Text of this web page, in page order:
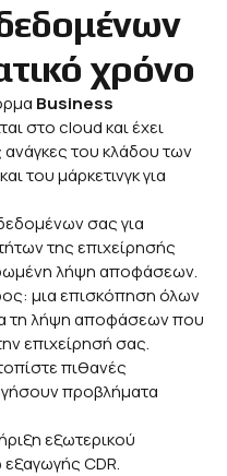
χρόνο
Business
στο cloud και έχει
ανάγκες του κλάδου των
του μάρκετινγκ για
σας για
της επιχείρησής
λήψη αποφάσεων.
μια επισκόπηση όλων
τη λήψη αποφάσεων που
επιχείρησή σας.
πιθανές
προβλήματα
εξωτερικού
CDR.